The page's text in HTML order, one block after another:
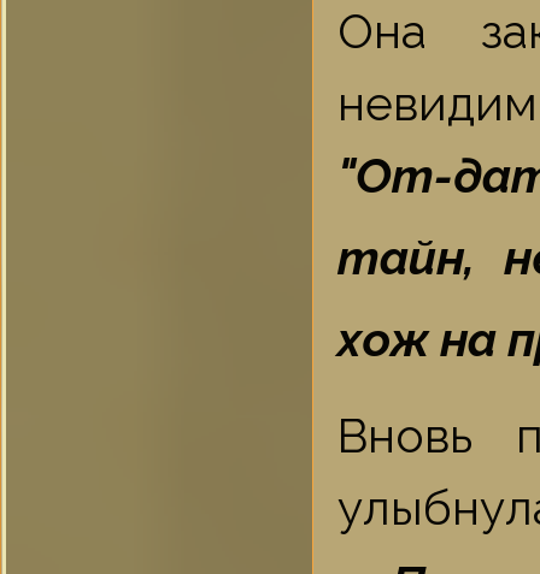
Она
"От-
тайн,
хож на
Вновь